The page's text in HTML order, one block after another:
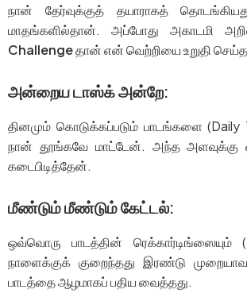
நான் தேர்வுக்குத் தயாராகத்
மாதங்களில்தான். அப்போது அகாடமி
Challengeதான் என் வெற்றியை உறுதி
அன்றைய டாஸ்க் அன்றே:
தினமும் கொடுக்கப்படும் பாடங்களை (Daily
நான் தூங்கவே மாட்டேன். அந்த அளவுக்கு
கடைபிடித்தேன்.
மீண்டும் மீண்டும் கேட்டல்:
ஒவ்வொரு பாடத்தின் ரெக்கார்டிங்ஸையும்
நாளைக்குக் குறைந்தது இரண்டு
பாடத்தை ஆழமாகப் பதிய வைத்தது.